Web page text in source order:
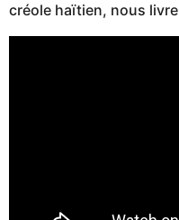
créole haïtien, nous livre